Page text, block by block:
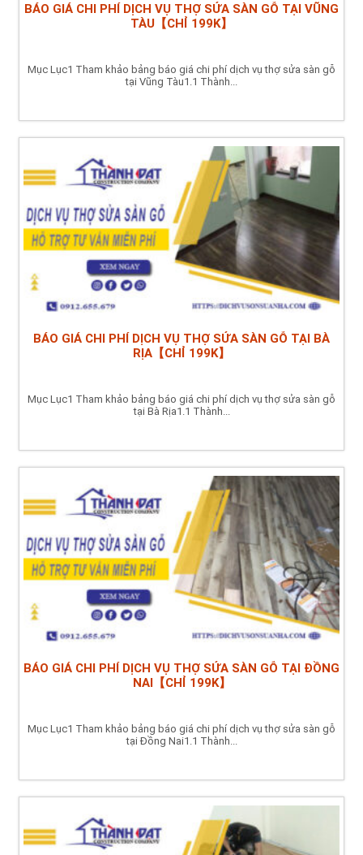
BÁO GIÁ CHI PHÍ DỊCH VỤ THỢ SỬA SÀN GỖ TẠI VŨNG
TÀU【CHỈ 199K】
Mục Lục1 Tham khảo bảng báo giá chi phí dịch vụ thợ sửa sàn gỗ
tại Vũng Tàu1.1 Thành...
BÁO GIÁ CHI PHÍ DỊCH VỤ THỢ SỬA SÀN GỖ TẠI BÀ
RỊA【CHỈ 199K】
Mục Lục1 Tham khảo bảng báo giá chi phí dịch vụ thợ sửa sàn gỗ
tại Bà Rịa1.1 Thành...
BÁO GIÁ CHI PHÍ DỊCH VỤ THỢ SỬA SÀN GỖ TẠI ĐỒNG
NAI【CHỈ 199K】
Mục Lục1 Tham khảo bảng báo giá chi phí dịch vụ thợ sửa sàn gỗ
tại Đồng Nai1.1 Thành...